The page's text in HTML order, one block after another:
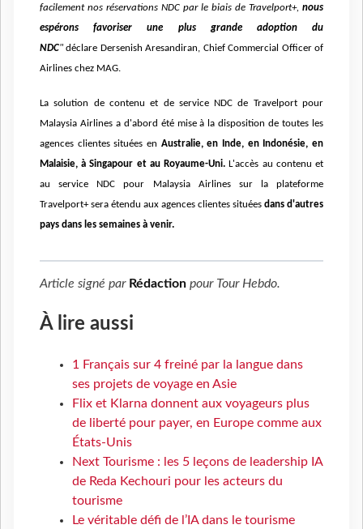
facilement nos réservations NDC par le biais de Travelport+, nous
espérons favoriser une plus grande adoption du
NDC" déclare Dersenish Aresandiran, Chief Commercial Officer of
Airlines chez MAG.
La solution de contenu et de service NDC de Travelport pour
Malaysia Airlines a d'abord été mise à la disposition de toutes les
agences clientes situées en Australie, en Inde, en Indonésie, en
Malaisie, à Singapour et au Royaume-Uni. L'accès au contenu et
au service NDC pour Malaysia Airlines sur la plateforme
Travelport+ sera étendu aux agences clientes situées dans d'autres
pays dans les semaines à venir.
Article signé par Rédaction pour Tour Hebdo.
À lire aussi
1 Français sur 4 freiné par la langue dans
ses projets de voyage en Asie
Flix et Klarna donnent aux voyageurs plus
de liberté pour payer, en Europe comme aux
États-Unis
Next Tourisme : les 5 leçons de leadership IA
de Reda Kechouri pour les acteurs du
tourisme
Le véritable défi de l’IA dans le tourisme